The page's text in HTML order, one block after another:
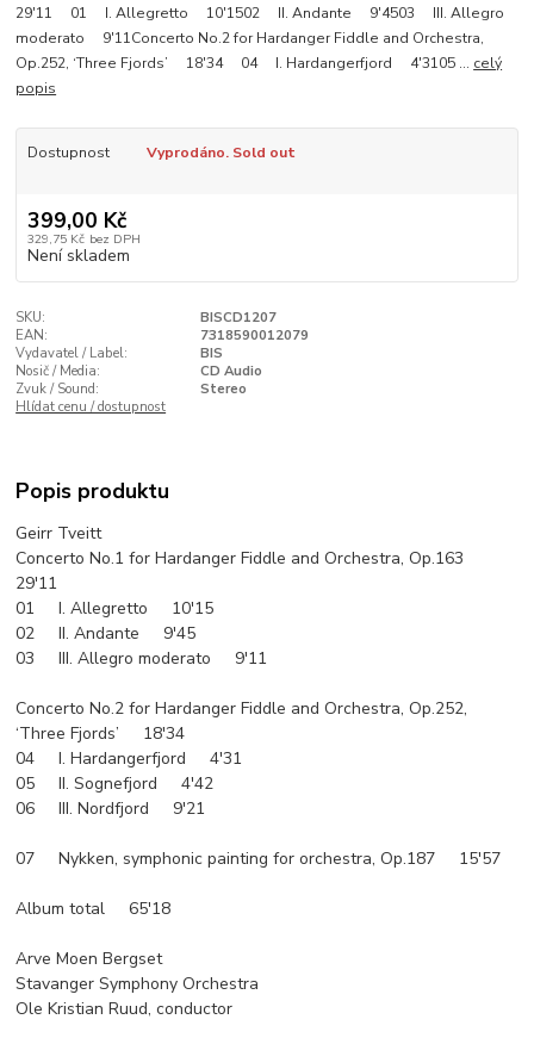
29'11 01 I. Allegretto 10'1502 II. Andante 9'4503 III. Allegro
moderato 9'11Concerto No.2 for Hardanger Fiddle and Orchestra,
Op.252, ‘Three Fjords’ 18'34 04 I. Hardangerfjord 4'3105 ... celý
popis
Dostupnost Vyprodáno. Sold out
399,00 Kč
329,75 Kč bez DPH
Není skladem
SKU:
BISCD1207
EAN:
7318590012079
Vydavatel / Label:
BIS
Nosič / Media:
CD Audio
Zvuk / Sound:
Stereo
Hlídat cenu / dostupnost
Popis produktu
Geirr Tveitt
Concerto No.1 for Hardanger Fiddle and Orchestra, Op.163
29'11
01 I. Allegretto 10'15
02 II. Andante 9'45
03 III. Allegro moderato 9'11
Concerto No.2 for Hardanger Fiddle and Orchestra, Op.252,
‘Three Fjords’ 18'34
04 I. Hardangerfjord 4'31
05 II. Sognefjord 4'42
06 III. Nordfjord 9'21
07 Nykken, symphonic painting for orchestra, Op.187 15'57
Album total 65'18
Arve Moen Bergset
Stavanger Symphony Orchestra
Ole Kristian Ruud, conductor